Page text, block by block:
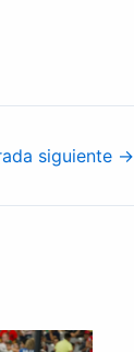
siguiente →